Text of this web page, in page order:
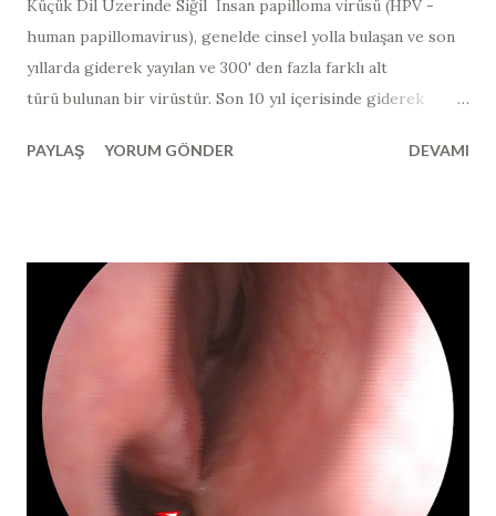
Küçük Dil Üzerinde Siğil İnsan papilloma virüsü (HPV -
human papillomavirus​), genelde cinsel yolla bulaşan ve son
yıllarda giderek yayılan ve 300' den fazla farklı alt
türü bulunan bir virüstür. Son 10 yıl içerisinde giderek
grupları "siğil" ya da "papillom" olarak adlandırılan
"olası yüksek riskli" ve "düşük riskli" olarak üç alt gruba
ayrılmaktadır (yüksek riskli tipler >> tip 16, 18, 31, 33, 35, 39,
45), olası yüksek riskli tipler >> tip 26, 53, 66 ve düşük riskli
tipler tip >> 6, 11, 40, 42, 43, 44, 54). Genelde fark edilen
lezyonların çoğu iyi huyludur. Son yıllarda, bu virüsün sadece
cinsel ilişki yolu ile değil; direk mukozal temas yoluyla da
bulaşabildiğinin netlik kazanması...
PAYLAŞ YORUM GÖNDER DEVAMI